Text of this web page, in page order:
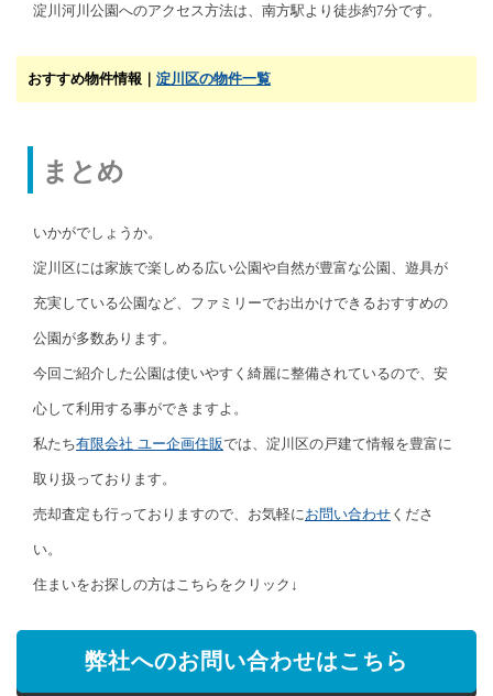
淀川河川公園へのアクセス方法は、南方駅より徒歩約7分です。
おすすめ物件情報｜ 淀川区の物件一覧
まとめ
いかがでしょうか。
淀川区には家族で楽しめる広い公園や自然が豊富な公園、遊具が
充実している公園など、ファミリーでお出かけできるおすすめの
公園が多数あります。
今回ご紹介した公園は使いやすく綺麗に整備されているので、安
心して利用する事ができますよ。
私たち有限会社 ユー企画住販では、淀川区の戸建て情報を豊富に
取り扱っております。
売却査定も行っておりますので、お気軽に お問い合わせ くださ
い。
住まいをお探しの方はこちらをクリック↓
弊社へのお問い合わせはこちら